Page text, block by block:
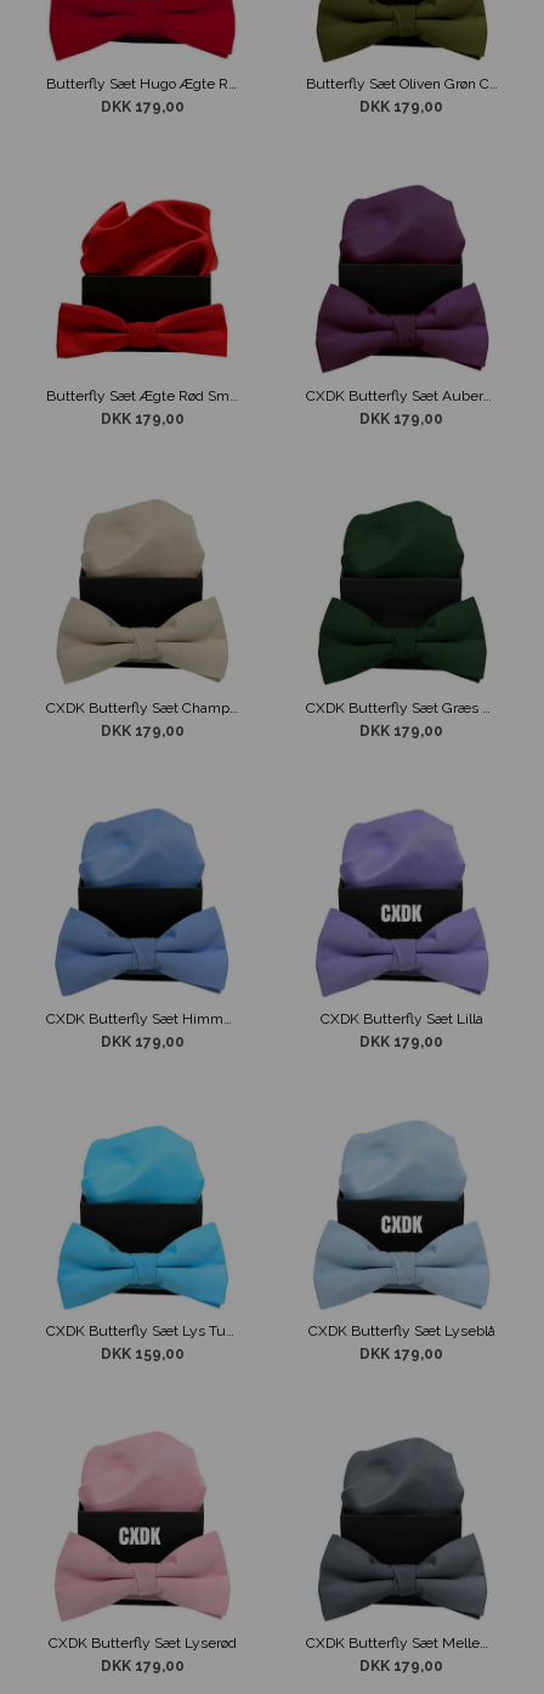
Butterfly Sæt Hugo Ægte Rød
DKK 179,00
Butterfly Sæt Oliven Grøn CXDK
DKK 179,00
Butterfly Sæt Ægte Rød Smal model
DKK 179,00
CXDK Butterfly Sæt Aubergine
DKK 179,00
DKK 179,00
DKK 179,00
CXDK Butterfly Sæt Himmel blå
DKK 179,00
CXDK Butterfly Sæt Lilla
DKK 179,00
CXDK Butterfly Sæt Lys Turquois
DKK 159,00
CXDK Butterfly Sæt Lyseblå
DKK 179,00
CXDK Butterfly Sæt Lyserød
DKK 179,00
CXDK Butterfly Sæt Mellem Grå
DKK 179,00